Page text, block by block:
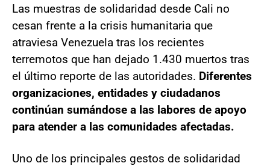
Las muestras de solidaridad desde Cali no
cesan frente a la crisis humanitaria que
atraviesa Venezuela tras los recientes
terremotos que han dejado 1.430 muertos tras
el último reporte de las autoridades. Diferentes
organizaciones, entidades y ciudadanos
continúan sumándose a las labores de apoyo
para atender a las comunidades afectadas.
Uno de los principales gestos de solidaridad